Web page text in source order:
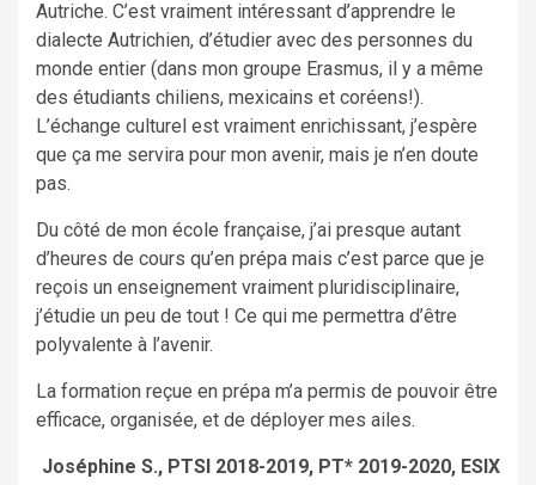
Autriche. C’est vraiment intéressant d’apprendre le
dialecte Autrichien, d’étudier avec des personnes du
monde entier (dans mon groupe Erasmus, il y a même
des étudiants chiliens, mexicains et coréens!).
L’échange culturel est vraiment enrichissant, j’espère
que ça me servira pour mon avenir, mais je n’en doute
pas.
Du côté de mon école française, j’ai presque autant
d’heures de cours qu’en prépa mais c’est parce que je
reçois un enseignement vraiment pluridisciplinaire,
j’étudie un peu de tout ! Ce qui me permettra d’être
polyvalente à l’avenir.
La formation reçue en prépa m’a permis de pouvoir être
efficace, organisée, et de déployer mes ailes.
Joséphine S., PTSI 2018-2019, PT* 2019-2020, ESIX